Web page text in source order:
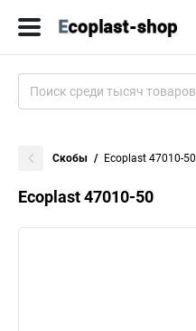
Скобы Ecoplast 47010-50
Ecoplast 47010-50